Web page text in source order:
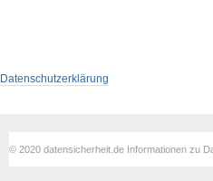
Datenschutzerklärung
© 2020 datensicherheit.de Informationen zu